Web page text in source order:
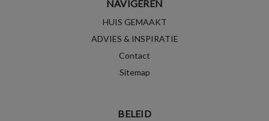
NAVIGEREN
HUIS GEMAAKT
ADVIES & INSPIRATIE
Contact
Sitemap
BELEID